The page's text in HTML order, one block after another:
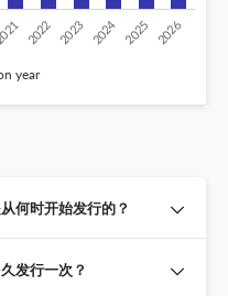
year
2022 2023 2024 2025 2026
何时开始发行的？
发行一次？